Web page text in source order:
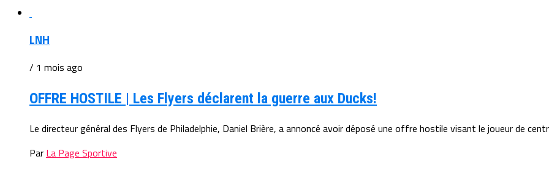
LNH
/ 1 mois ago
OFFRE HOSTILE | Les Flyers déclarent la guerre aux Ducks!
Le directeur général des Flyers de Philadelphie, Daniel Brière, a annoncé avoir déposé une offre hostile visant le joueur de
Par La Page Sportive